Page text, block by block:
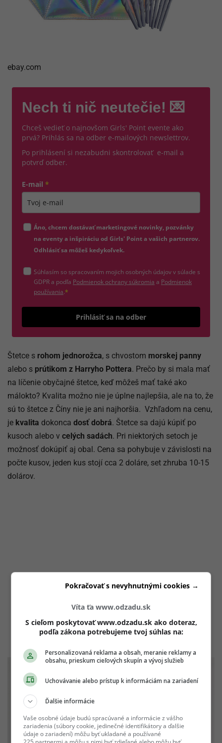
ebay.com
Nech ti nič neutečie! 💌
Chceš vedieť o najnovšom Girls' Point evente ako
prvá? Prihlás sa na odber e-mailových newslettrov.
Po prihlásení si nezabudni skontrolovať e-mail a
potvrď odber.
E-mail *
Áno, chcem dostávať marketingové novinky, pozvánky
na eventy a inšpiráciu od Girls' Point a vašich partnerov.
Odhlásiť sa môžeš kedykoľvek.
Súhlasím so spracovaním mojich osobných údajov v súlade s
GDPR a podľa Podmienok ochrany súkromia (otvorí sa v novom okne)
a Podmienok
používania(otvorí sa v novom okne)
.*
Prihlásiť sa na odber
Štetce s rohom jednorožca, s chvostom morskej panny
alebo s prútikom z Harryho Pottera. Prečo by si mala mať
na líčenie obyčajné štetce, keď môžeš mať také ako
málokto? Kvalita možno nie je úplne najlepšia, ale na to, že
sú to štetce z Číny nie je ani najhoršia. Vzhľadom na cenu,
je kvalita dokonca dosť dobrá. Štetce sa dajú kúpiť po
kusoch alebo v celých sadách. Pri niektorých setoch je
možnosť dokúpiť aj obal. Cena sa pohybuje v závislosti na
počte kusov, jeden kus stojí cca 2 doláre, set zhruba 10-15
dolárov.
Víta ťa www.odzadu.sk
S cieľom poskytovať www.odzadu.sk ako doteraz,
podľa zákona potrebujeme tvoj súhlas na:
Personalizovaná reklama a obsah, meranie reklamy a
obsahu, prieskum cieľových skupín a vývoj služieb
Uchovávanie alebo prístup k informáciám na zariadení
Ďalšie informácie
Vaše osobné údaje budú spracúvané a informácie z vášho
zariadenia (súbory cookie, jedinečné identifikátory a ďalšie
údaje o zariadení) môžu byť ukladané a používané
Pokračovať s nevyhnutnými cookies →